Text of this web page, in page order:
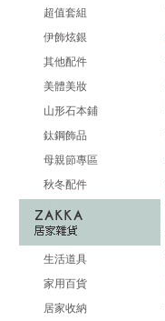
超值套組
伊飾炫銀
其他配件
美體美妝
山形石本鋪
鈦鋼飾品
母親節專區
秋冬配件
生活道具
家用百貨
居家收納